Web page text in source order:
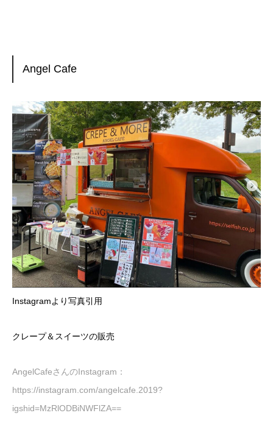
Angel Cafe
Instagramより写真引用
クレープ＆スイーツの販売
AngelCafeさんのInstagram：
https://instagram.com/angelcafe.2019?
igshid=MzRlODBiNWFlZA==